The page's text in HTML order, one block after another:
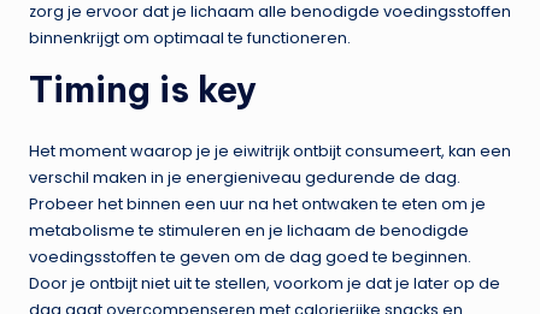
zorg je ervoor dat je lichaam alle benodigde voedingsstoffen
binnenkrijgt om optimaal te functioneren.
Timing is key
Het moment waarop je je eiwitrijk ontbijt consumeert, kan een
verschil maken in je energieniveau gedurende de dag.
Probeer het binnen een uur na het ontwaken te eten om je
metabolisme te stimuleren en je lichaam de benodigde
voedingsstoffen te geven om de dag goed te beginnen.
Door je ontbijt niet uit te stellen, voorkom je dat je later op de